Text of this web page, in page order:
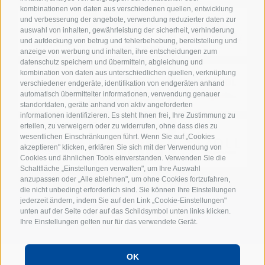
kombinationen von daten aus verschiedenen quellen, entwicklung
und verbesserung der angebote, verwendung reduzierter daten zur
auswahl von inhalten, gewährleistung der sicherheit, verhinderung
und aufdeckung von betrug und fehlerbehebung, bereitstellung und
anzeige von werbung und inhalten, ihre entscheidungen zum
datenschutz speichern und übermitteln, abgleichung und
kombination von daten aus unterschiedlichen quellen, verknüpfung
verschiedener endgeräte, identifikation von endgeräten anhand
automatisch übermittelter informationen, verwendung genauer
standortdaten, geräte anhand von aktiv angeforderten
informationen identifizieren. Es steht Ihnen frei, Ihre Zustimmung zu
erteilen, zu verweigern oder zu widerrufen, ohne dass dies zu
wesentlichen Einschränkungen führt. Wenn Sie auf „Cookies
akzeptieren" klicken, erklären Sie sich mit der Verwendung von
Cookies und ähnlichen Tools einverstanden. Verwenden Sie die
Schaltfläche „Einstellungen verwalten", um Ihre Auswahl
anzupassen oder „Alle ablehnen", um ohne Cookies fortzufahren,
die nicht unbedingt erforderlich sind. Sie können Ihre Einstellungen
jederzeit ändern, indem Sie auf den Link „Cookie-Einstellungen"
unten auf der Seite oder auf das Schildsymbol unten links klicken.
Ihre Einstellungen gelten nur für das verwendete Gerät.
OK